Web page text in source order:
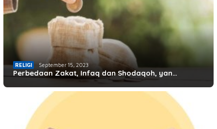
RELIGI September 15, 2023
Perbedaan Zakat, Infaq dan Shodaqoh, yan…